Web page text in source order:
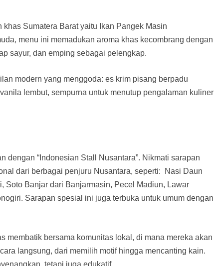
Sumatera Barat yaitu Ikan Pangek Masin
menu ini memadukan aroma khas kecombrang dengan
sayur, dan emping sebagai pelengkap.
modern yang menggoda: es krim pisang berpadu
lembut, sempurna untuk menutup pengalaman kuliner
dengan “Indonesian Stall Nusantara”. Nikmati sarapan
dari berbagai penjuru Nusantara, seperti: Nasi Daun
Soto Banjar dari Banjarmasin, Pecel Madiun, Lawar
Sarapan spesial ini juga terbuka untuk umum dengan
membatik bersama komunitas lokal, di mana mereka akan
langsung, dari memilih motif hingga mencanting kain.
tetapi juga edukatif.